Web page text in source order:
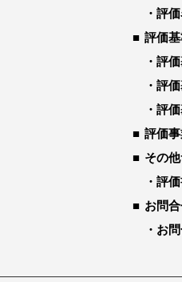
評
評価
評
評
評
評価
その
評
お問
お